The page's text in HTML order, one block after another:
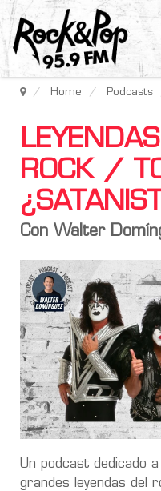
Home Podcasts
ROCK /
Con Walter
Un podcast dedicado
grandes leyendas del